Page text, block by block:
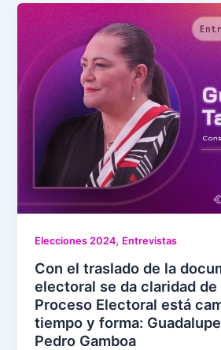
Elecciones 2024, Entrevistas
Con el traslado de la
electoral se da claridad de
Proceso Electoral está
tiempo y forma:
Pedro Gamboa